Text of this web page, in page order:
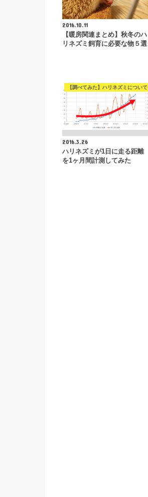
2016.10.11
【暖房関連まとめ】秋冬のハ
リネズミ飼育に必要な物５選
【調べてみた】ハリネズミについて
2016.3.26
ハリネズミが1日に走る距離
を1ヶ月間計測してみた